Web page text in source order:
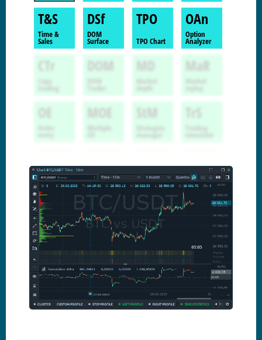
T&S
Time &
Sales
DSf
DOM
Surface
TPO
TPO Chart
OAn
Option
Analyzer
CTr
Copy
trading
DOM
DOM
Trader
MD
Market
MaR
Market
OE
Order
MOE
Multiple
StM
Strategies
TrS
Trading
simulator
Historical
symbols
Orders
history Positions
Synthetic
symbols
Trd
Trades
Ord
Working
orders
Acc
Account
info
Prf
AlrL
Alerts log
CrB
Crypto
balances
EvL
Event log
News
News
Rep Sym BaM WWW